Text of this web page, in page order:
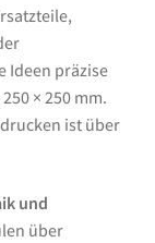
Ideen präzise
× 250 mm.
ist über
und
über